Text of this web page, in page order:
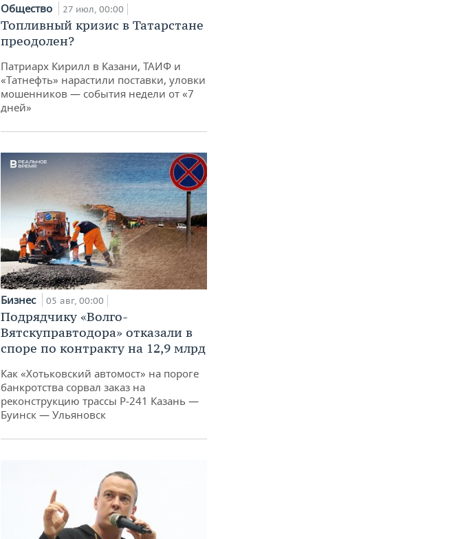
Общество 27 июл, 00:00
Топливный кризис в Татарстане
преодолен?
Патриарх Кирилл в Казани, ТАИФ и
«Татнефть» нарастили поставки, уловки
мошенников — события недели от «7
дней»
Бизнес 05 авг, 00:00
Подрядчику «Волго-
Вятскуправтодора» отказали в
споре по контракту на 12,9 млрд
Как «Хотьковский автомост» на пороге
банкротства сорвал заказ на
реконструкцию трассы Р‑241 Казань —
Буинск — Ульяновск